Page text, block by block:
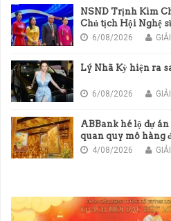
NSND Trịnh Kim
Chủ tịch Hội Nghệ
6/08/2026
Lý Nhã Kỳ hiện ra
6/08/2026
ABBank hé lộ dự
quan quy mô hàng
4/08/2026